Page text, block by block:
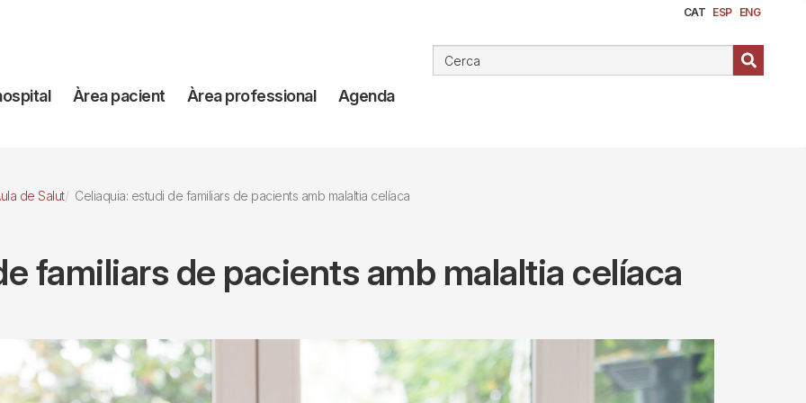
CAT ESP ENG
Àrea pacient Àrea professional Agenda
de Salut Celiaquia: estudi de familiars de pacients amb malaltia celíaca
familiars de pacients amb malaltia celíaca